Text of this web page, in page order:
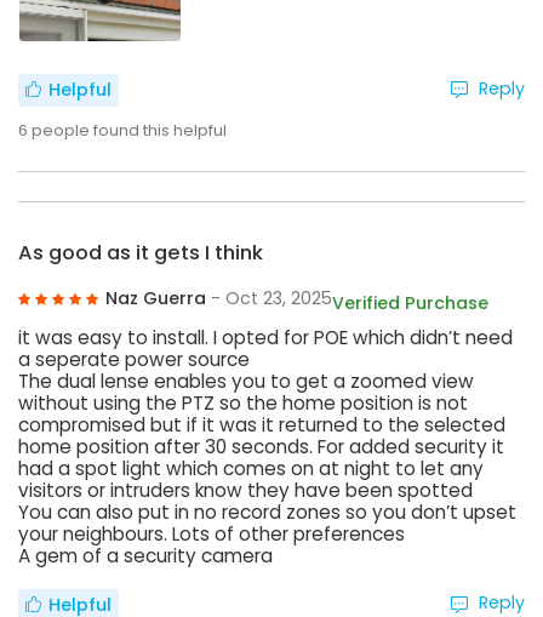
Helpful
6 people found this helpful
Reply
As good as it gets I think
Naz Guerra - Oct 23, 2025Verified Purchase
it was easy to install. I opted for POE which didn’t need
a seperate power source
The dual lense enables you to get a zoomed view
without using the PTZ so the home position is not
compromised but if it was it returned to the selected
home position after 30 seconds. For added security it
had a spot light which comes on at night to let any
visitors or intruders know they have been spotted
You can also put in no record zones so you don’t upset
your neighbours. Lots of other preferences
A gem of a security camera
Helpful Reply